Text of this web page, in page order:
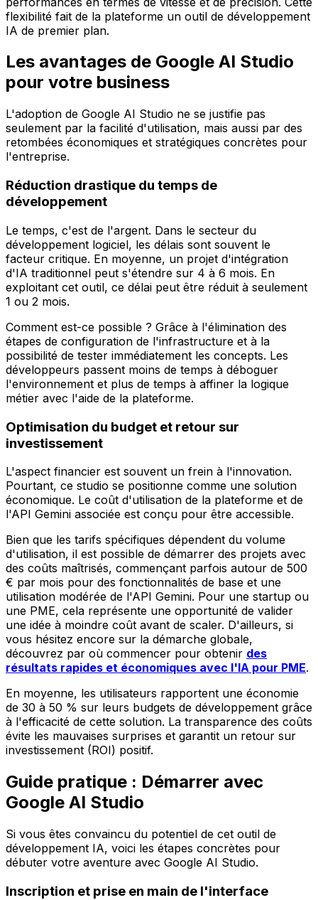
flexibilité fait de la plateforme un outil de développement
IA de premier plan.
Les avantages de Google AI Studio
pour votre business
L'adoption de Google AI Studio ne se justifie pas
seulement par la facilité d'utilisation, mais aussi par des
retombées économiques et stratégiques concrètes pour
l'entreprise.
Réduction drastique du temps de
développement
Le temps, c'est de l'argent. Dans le secteur du
développement logiciel, les délais sont souvent le
facteur critique. En moyenne, un projet d'intégration
d'IA traditionnel peut s'étendre sur 4 à 6 mois. En
exploitant cet outil, ce délai peut être réduit à seulement
1 ou 2 mois.
Comment est-ce possible ? Grâce à l'élimination des
étapes de configuration de l'infrastructure et à la
possibilité de tester immédiatement les concepts. Les
développeurs passent moins de temps à déboguer
l'environnement et plus de temps à affiner la logique
métier avec l'aide de la plateforme.
Optimisation du budget et retour sur
investissement
L'aspect financier est souvent un frein à l'innovation.
Pourtant, ce studio se positionne comme une solution
économique. Le coût d'utilisation de la plateforme et de
l'API Gemini associée est conçu pour être accessible.
Bien que les tarifs spécifiques dépendent du volume
d'utilisation, il est possible de démarrer des projets avec
des coûts maîtrisés, commençant parfois autour de 500
€ par mois pour des fonctionnalités de base et une
utilisation modérée de l'API Gemini. Pour une startup ou
une PME, cela représente une opportunité de valider
une idée à moindre coût avant de scaler. D'ailleurs, si
vous hésitez encore sur la démarche globale,
découvrez par où commencer pour obtenir des
résultats rapides et économiques avec l'IA pour PME.
En moyenne, les utilisateurs rapportent une économie
de 30 à 50 % sur leurs budgets de développement grâce
à l'efficacité de cette solution. La transparence des coûts
évite les mauvaises surprises et garantit un retour sur
investissement (ROI) positif.
Guide pratique : Démarrer avec
Google AI Studio
Si vous êtes convaincu du potentiel de cet outil de
développement IA, voici les étapes concrètes pour
débuter votre aventure avec Google AI Studio.
Inscription et prise en main de l'interface